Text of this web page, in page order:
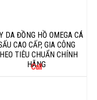
DA ĐỒNG HỒ OMEGA CÁ
CAO CẤP, GIA CÔNG
TIÊU CHUẨN CHÍNH
HÃNG
Call